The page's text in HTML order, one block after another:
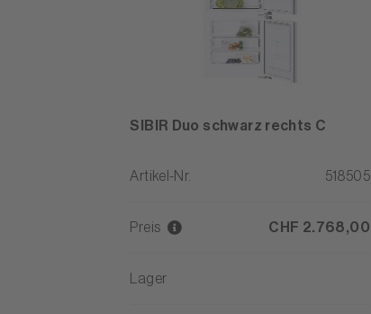
SIBIR Duo schwarz rechts C
Artikel-Nr. 518505
Preis CHF 2.768,00
Lager